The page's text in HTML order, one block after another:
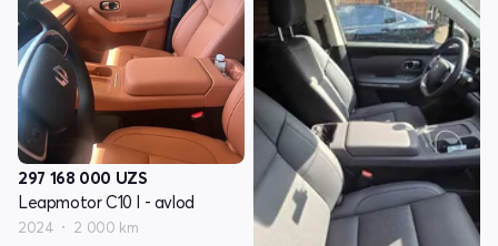
297 168 000 UZS
Leapmotor C10 I - avlod
2024 2 000 km